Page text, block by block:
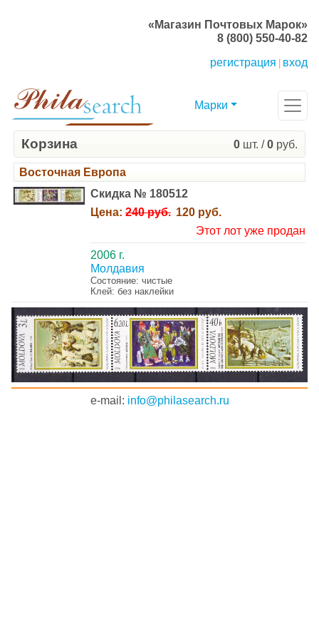
«Магазин Почтовых Марок»
8 (800) 550-40-82
регистрация
вход
Марки
Корзина 0 шт. /0 руб.
Восточная Европа
Скидка № 180512
Цена: 240 руб. 120 руб.
Этот лот уже продан
2006 г.
Молдавия
Состояние: чистые
Клей: без наклейки
e-mail: info@philasearch.ru